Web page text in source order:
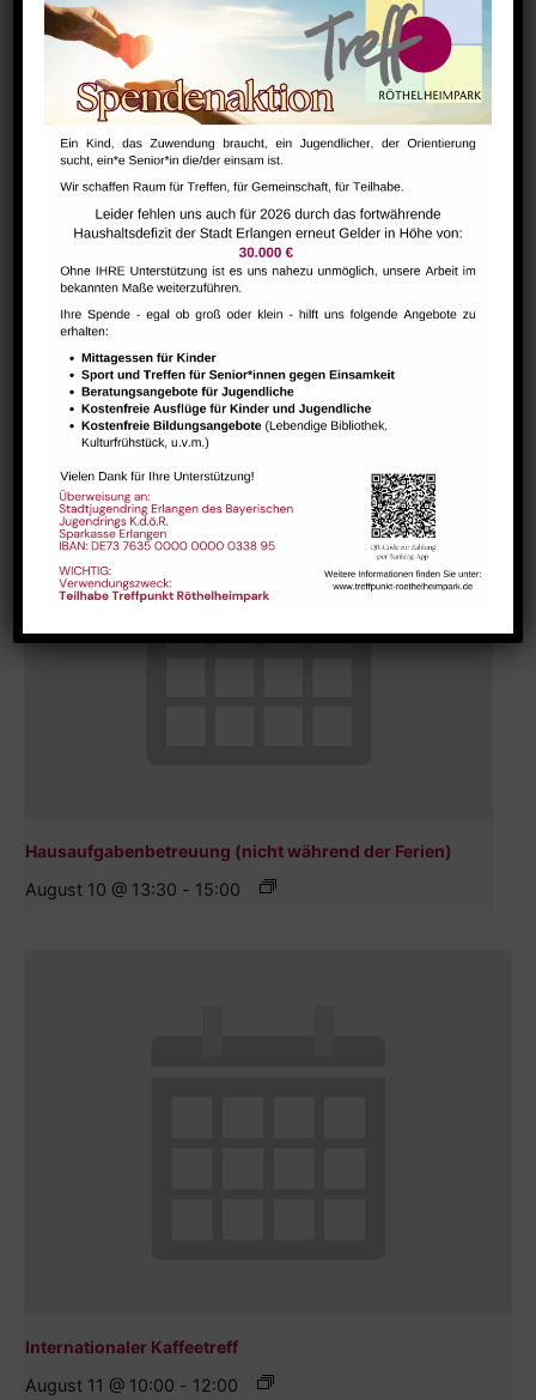
Bharathanatiyam Kindertanzgruppe
August 9 @ 10:00 - 12:00
Hausaufgabenbetreuung (nicht während der Ferien)
August 10 @ 13:30 - 15:00
Internationaler Kaffeetreff
August 11 @ 10:00 - 12:00